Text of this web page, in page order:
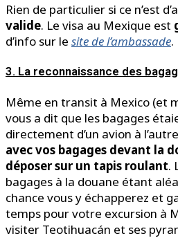
Rien de particulier si ce n’est
valide. Le visa au Mexique est
d’info sur le site de l’ambassade.
3. La reconnaissance des
Même en transit à Mexico (et
vous a dit que les bagages
directement d’un avion à
avec vos bagages devant la
déposersur un tapis roulant.
bagages à la douane étant
chance vous y échapperez et
temps pour votre excursion à
visiter Teotihuacán et ses